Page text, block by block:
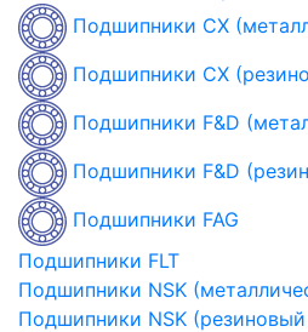
Подшипники CX
Подшипники CX
Подшипники F&D
Подшипники F&D
Подшипники FAG
Подшипники FLT
Подшипники NSK
Подшипники NSK